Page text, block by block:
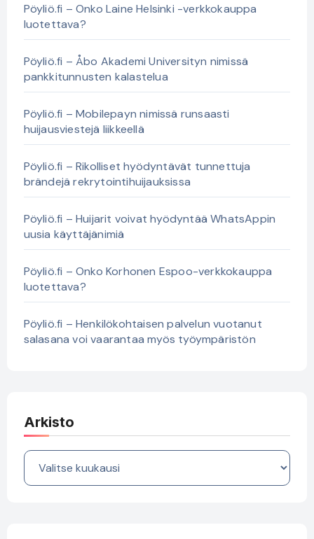
Pöyliö.fi – Onko Laine Helsinki -verkkokauppa
luotettava?
Pöyliö.fi – Åbo Akademi Universityn nimissä
pankkitunnusten kalastelua
Pöyliö.fi – Mobilepayn nimissä runsaasti
huijausviestejä liikkeellä
Pöyliö.fi – Rikolliset hyödyntävät tunnettuja
brändejä rekrytointihuijauksissa
Pöyliö.fi – Huijarit voivat hyödyntää WhatsAppin
uusia käyttäjänimiä
Pöyliö.fi – Onko Korhonen Espoo-verkkokauppa
luotettava?
Pöyliö.fi – Henkilökohtaisen palvelun vuotanut
salasana voi vaarantaa myös työympäristön
Arkisto
Arkisto